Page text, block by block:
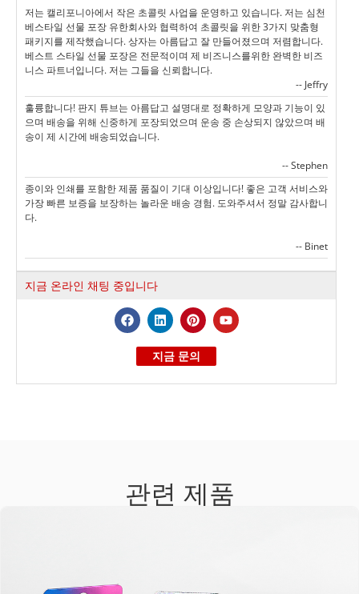
저는 캘리포니아에서 작은 초콜릿 사업을 운영하고 있습니다. 저는 심천
베스타일 선물 포장 유한회사와 협력하여 초콜릿을 위한 3가지 맞춤형
패키지를 제작했습니다. 상자는 아름답고 잘 만들어졌으며 저렴합니다.
베스트 스타일 선물 포장은 전문적이며 제 비즈니스를위한 완벽한 비즈
니스 파트너입니다. 저는 그들을 신뢰합니다.
-- Jeffry
훌륭합니다! 판지 튜브는 아름답고 설명대로 정확하게 모양과 기능이 있
으며 배송을 위해 신중하게 포장되었으며 운송 중 손상되지 않았으며 배
송이 제 시간에 배송되었습니다.
-- Stephen
종이와 인쇄를 포함한 제품 품질이 기대 이상입니다! 좋은 고객 서비스와
가장 빠른 보증을 보장하는 놀라운 배송 경험. 도와주셔서 정말 감사합니
다.
-- Binet
지금 온라인 채팅 중입니다
지금 문의
관련 제품